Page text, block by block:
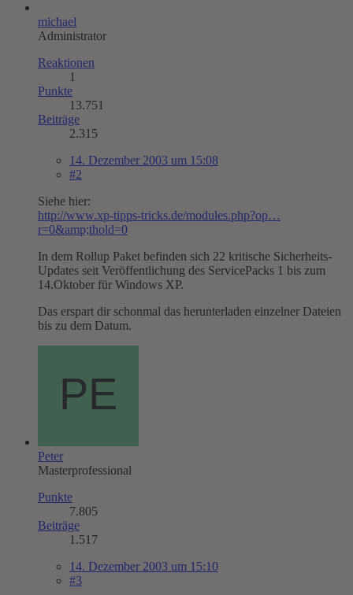
michael
Administrator
Reaktionen
1
Punkte
13.751
Beiträge
2.315
14. Dezember 2003 um 15:08
#2
Siehe hier:
http://www.xp-tipps-tricks.de/modules.php?op…
r=0&amp;thold=0
In dem Rollup Paket befinden sich 22 kritische Sicherheits-
Updates seit Veröffentlichung des ServicePacks 1 bis zum
14.Oktober für Windows XP.
Das erspart dir schonmal das herunterladen einzelner Dateien
bis zu dem Datum.
Peter
Masterprofessional
Punkte
7.805
Beiträge
1.517
14. Dezember 2003 um 15:10
#3